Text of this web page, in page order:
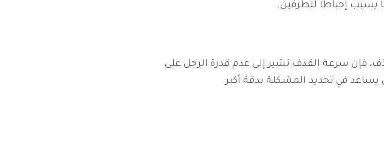
يسبب إحباطاً للطرفين.
فإن سرعة القذف تشير إلى عدم قدرة الرجل على
يساعد في تحديد المشكلة بدقة أكبر.